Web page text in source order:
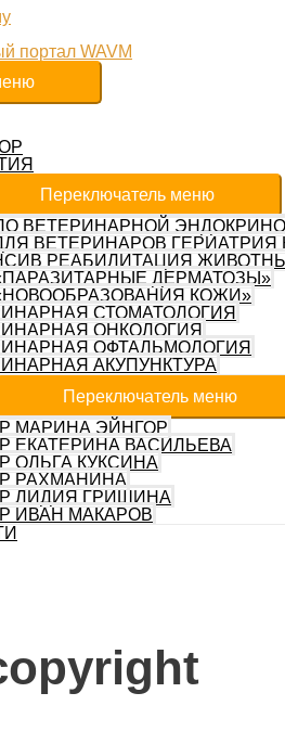
Переключатель меню
ВЕТЕРИНАРНОЙ
ВЕТЕРИНАРОВ ГЕРИАТРИЯ
РЕАБИЛИТАЦИЯ
ДЕРМАТОЗЫ»
КОЖИ»
СТОМАТОЛОГИЯ
ОНКОЛОГИЯ
ОФТАЛЬМОЛОГИЯ
АКУПУНКТУРА
Переключатель меню
МАРИНА ЭЙНГОР
ЕКАТЕРИНА ВАСИЛЬЕВА
ОЛЬГА КУКСИНА
РАХМАНИНА
ЛИДИЯ ГРИШИНА
ИВАН МАКАРОВ